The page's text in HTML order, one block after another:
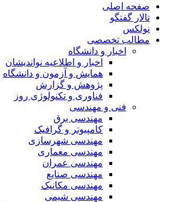
صفحه اصلی
تالار گفتگو
نولکس
مطالب تخصصی
اخبار و دانشگاه
اخبار و اطلاعیه نواندیشان
همایش و آزمون و دانشگاه
پژوهش و گزارش
فناوری و تکنولوژی روز
فنی و مهندسی
مهندسی برق
کامپیوتر و گرافیک
مهندسی شهرسازی
مهندسی معماری
مهندسی عمران
مهندسی صنایع
مهندسی مکانیک
مهندسی شیمی